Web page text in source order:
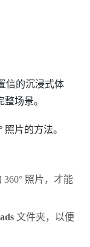
信的沉浸式体
场景。
照片的方法。
照片，才能
文件夹，以便